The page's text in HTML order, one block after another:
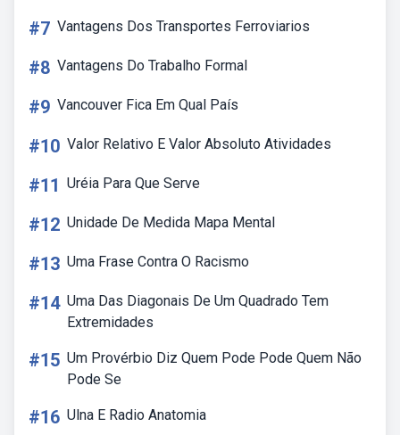
#7 Vantagens Dos Transportes Ferroviarios
#8 Vantagens Do Trabalho Formal
#9 Vancouver Fica Em Qual País
#10 Valor Relativo E Valor Absoluto Atividades
#11 Uréia Para Que Serve
#12 Unidade De Medida Mapa Mental
#13 Uma Frase Contra O Racismo
#14 Uma Das Diagonais De Um Quadrado Tem
Extremidades
#15 Um Provérbio Diz Quem Pode Pode Quem Não
Pode Se
#16 Ulna E Radio Anatomia